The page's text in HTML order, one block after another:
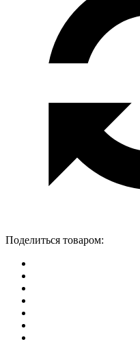
Поделиться товаром: